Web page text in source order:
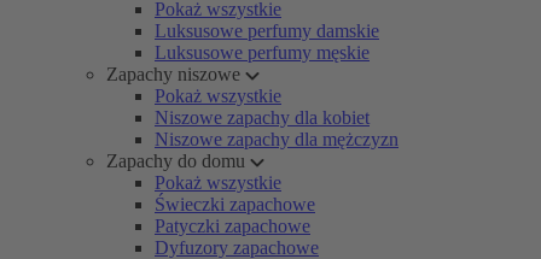
Pokaż wszystkie
Luksusowe perfumy damskie
Luksusowe perfumy męskie
Zapachy niszowe
Pokaż wszystkie
Niszowe zapachy dla kobiet
Niszowe zapachy dla mężczyzn
Zapachy do domu
Pokaż wszystkie
Świeczki zapachowe
Patyczki zapachowe
Dyfuzory zapachowe